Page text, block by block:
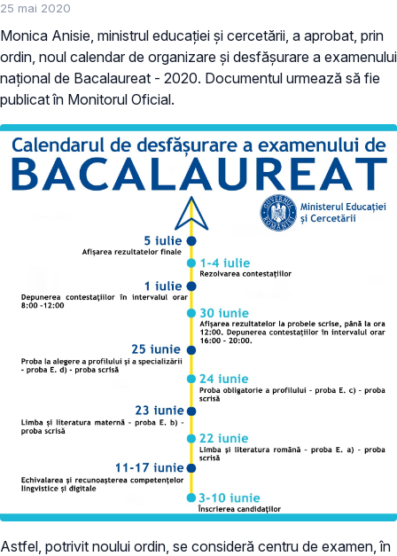
25 mai 2020
Monica Anisie, ministrul educației și cercetării, a aprobat, prin
ordin, noul calendar de organizare și desfășurare a examenului
național de Bacalaureat - 2020. Documentul urmează să fie
publicat în Monitorul Oficial.
Astfel, potrivit noului ordin, se consideră centru de examen, în